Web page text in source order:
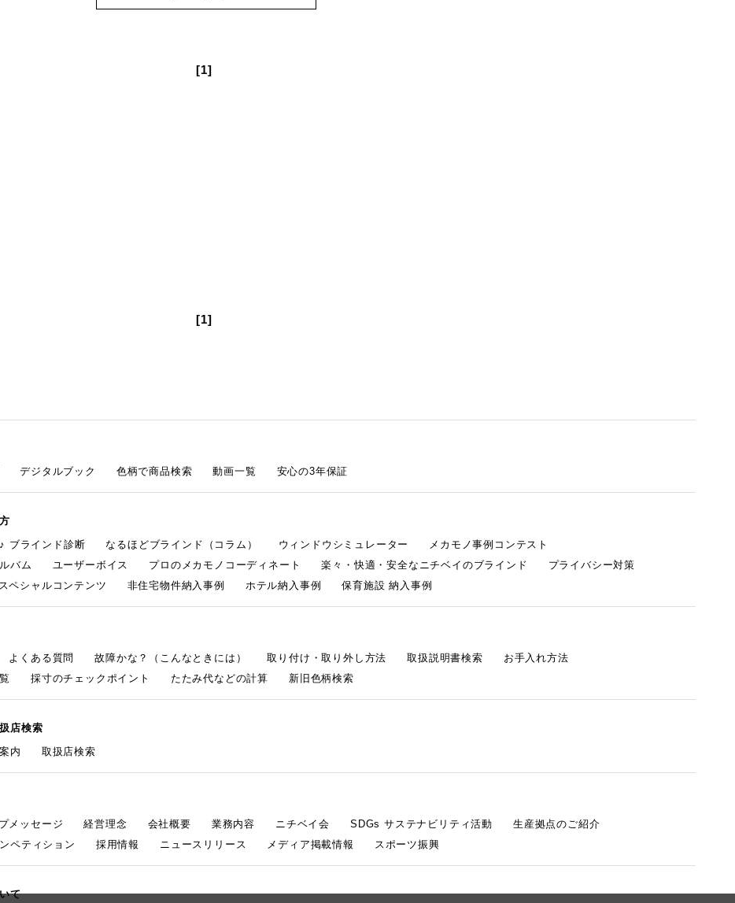
[1]
[1]
デジタルブック 色柄で商品検索 動画一覧 安心の3年保証
ブラインド診断
なるほどブラインド（コラム） ウィンドウシミュレーター
メカモノ事例コンテスト
バム
ユーザーボイス プロのメカモノコーディネート 楽々・快適・安全なニチベイのブラインド
プライバシー対策
スペシャルコンテンツ 非住宅物件納入事例 ホテル納入事例 保育施設 納入事例
よくある質問 故障かな？（こんなときには） 取り付け・取り外し方法 取扱説明書検索
お手入れ方法
採寸のチェックポイント たたみ代などの計算 新旧色柄検索
店検索
内
取扱店検索
メッセージ 経営理念 会社概要 業務内容 ニチベイ会 SDGs サステナビリティ活動
生産拠点のご紹介
ペティション
採用情報 ニュースリリース メディア掲載情報 スポーツ振興
て